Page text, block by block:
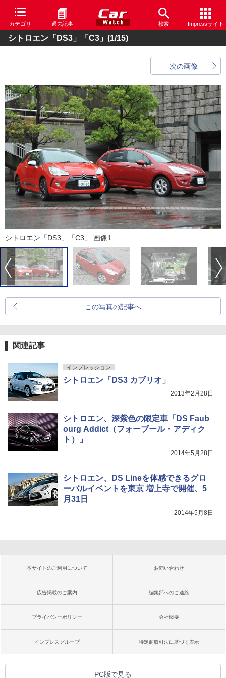
カテゴリ 過去記事 検索 Impressサイト
シトロエン「DS3」「C3」 (1/15)
次の画像
シトロエン「DS3」「C3」 画像1
この写真の記事へ
関連記事
インプレッション
シトロエン「DS3 カブリオ」
2013年2月28日
シトロエン、深紫色の限定車「DS Faub
ourg Addict（フォーブール・アディク
ト）」
2014年5月28日
シトロエン、DS Lineを体感できるグロ
ーバルイベントを東京 増上寺で開催、5
月31日
2014年5月8日
本サイトのご利用について お問い合わせ
広告掲載のご案内 編集部へのご連絡
プライバシーポリシー 会社概要
インプレスグループ 特定商取引法に基づく表示
PC版で見る